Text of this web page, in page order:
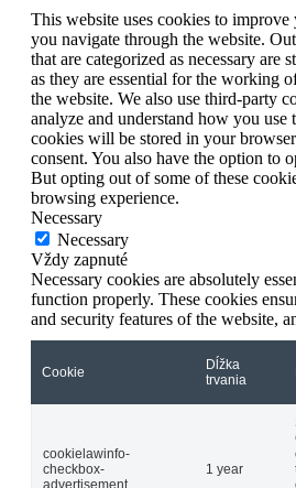
This website uses cookies to
you navigate through the website.
that are categorized as necessary are
as they are essential for the working
the website. We also use third-party
analyze and understand how you use
cookies will be stored in your
consent. You also have the option to
But opting out of some of these
browsing experience.
Necessary
Necessary
Vždy zapnuté
Necessary cookies are absolutely
function properly. These cookies
and security features of the website,
Cookie
Dĺžka
trvania
cookielawinfo-
checkbox-
advertisement
1 year